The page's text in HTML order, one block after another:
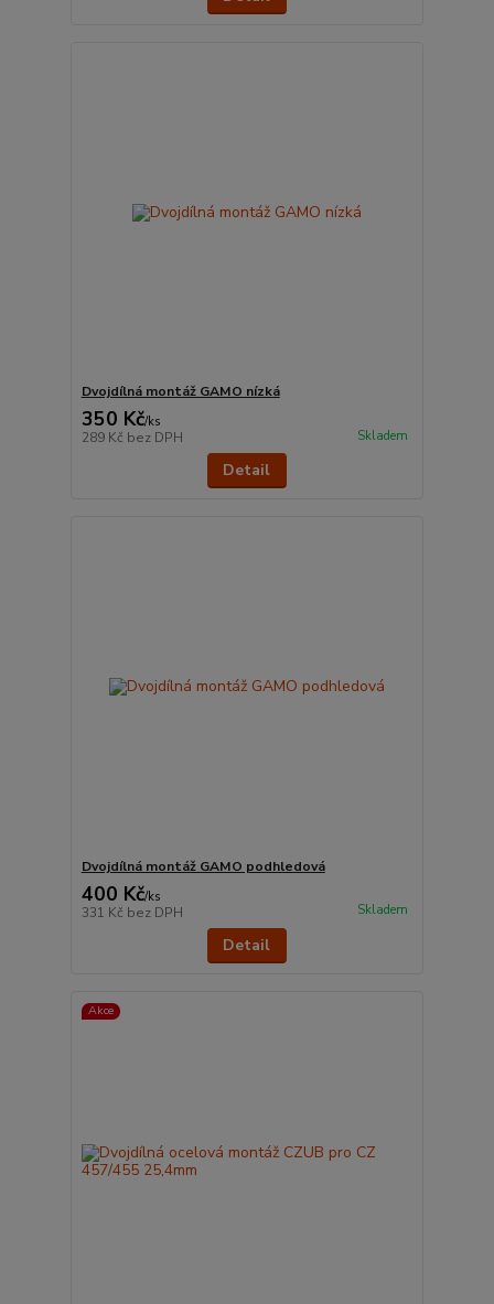
Dvojdílná montáž GAMO nízká
350 Kč/ks
289 Kč bez DPH Skladem
Detail
Dvojdílná montáž GAMO podhledová
400 Kč/ks
331 Kč bez DPH Skladem
Detail
Akce